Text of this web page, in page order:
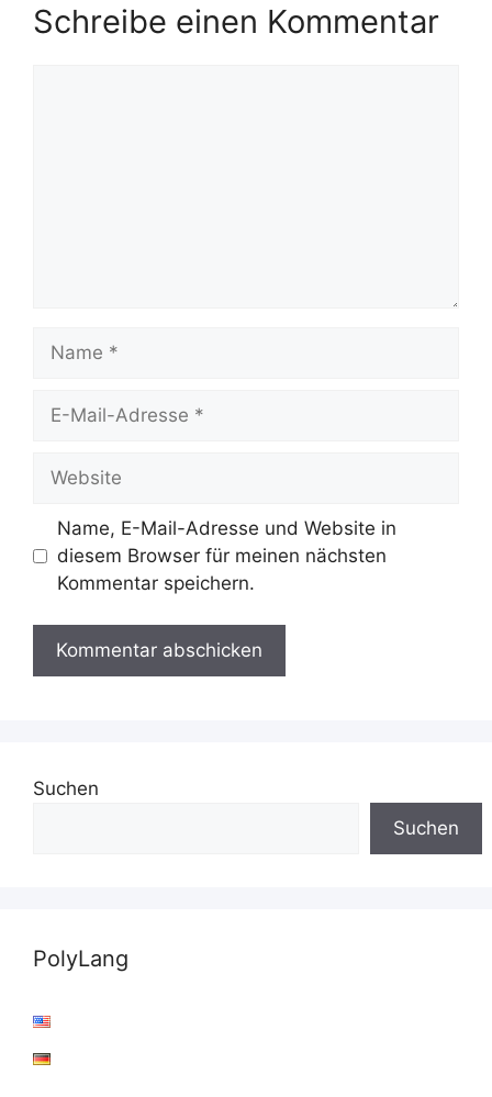
Schreibe einen Kommentar
Mail-
Name, E-Mail-Adresse und Website in
diesem Browser für meinen nächsten
Kommentar speichern.
Suchen
Suchen
PolyLang